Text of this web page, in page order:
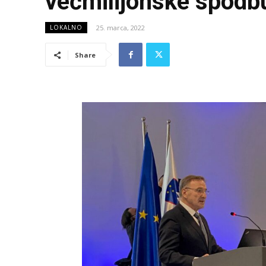
LOKALNO 25. marca, 2022
Share